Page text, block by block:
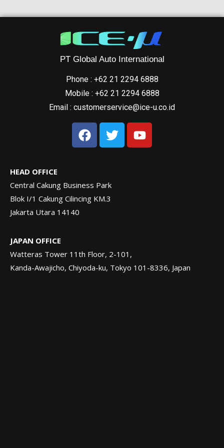
PT Global Auto International
Phone : +62 21 2294 6888
Mobile : +62 21 2294 6888
Email : customerservice@ice-u.co.id
HEAD OFFICE
Central Cakung Business Park
Blok I/1 Cakung Cilincing KM.3
Jakarta Utara 14140
JAPAN OFFICE
Watteras Tower 11th Floor, 2-101,
Kanda-Awajicho, Chiyoda-ku, Tokyo 101-8336, Japan